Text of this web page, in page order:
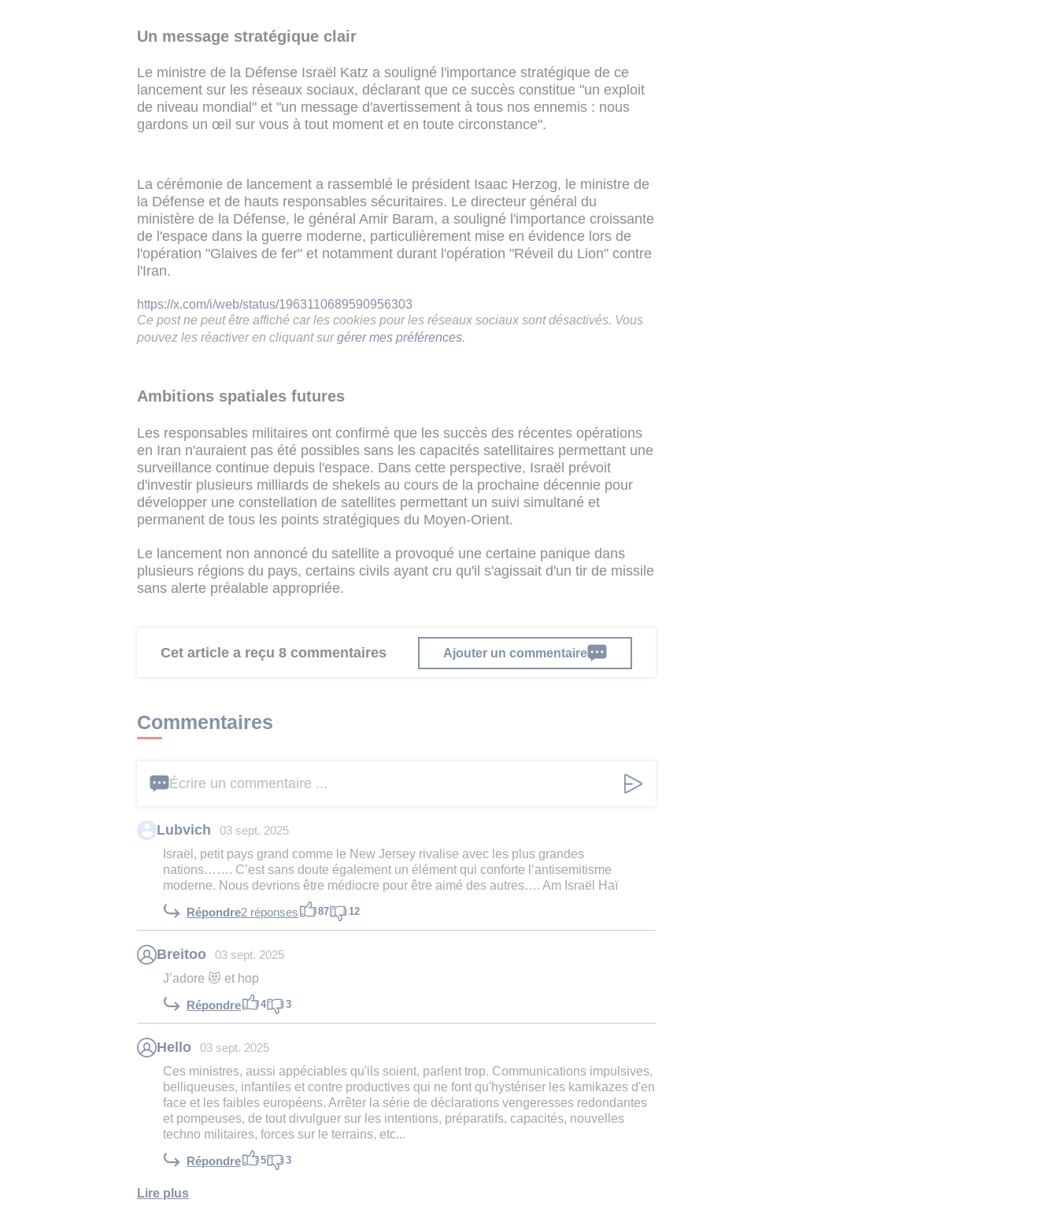
Un message stratégique clair
Le ministre de la Défense Israël Katz a souligné l'importance stratégique de ce
lancement sur les réseaux sociaux, déclarant que ce succès constitue "un exploit
de niveau mondial" et "un message d'avertissement à tous nos ennemis : nous
gardons un œil sur vous à tout moment et en toute circonstance".
La cérémonie de lancement a rassemblé le président Isaac Herzog, le ministre de
la Défense et de hauts responsables sécuritaires. Le directeur général du
ministère de la Défense, le général Amir Baram, a souligné l'importance croissante
de l'espace dans la guerre moderne, particulièrement mise en évidence lors de
l'opération "Glaives de fer" et notamment durant l'opération "Réveil du Lion" contre
l'Iran.
https://x.com/i/web/status/1963110689590956303
Ce post ne peut être affiché car les cookies pour les réseaux sociaux sont désactivés. Vous
pouvez les réactiver en cliquant sur gérer mes préférences.
Ambitions spatiales futures
Les responsables militaires ont confirmé que les succès des récentes opérations
en Iran n'auraient pas été possibles sans les capacités satellitaires permettant une
surveillance continue depuis l'espace. Dans cette perspective, Israël prévoit
d'investir plusieurs milliards de shekels au cours de la prochaine décennie pour
développer une constellation de satellites permettant un suivi simultané et
permanent de tous les points stratégiques du Moyen-Orient.
Le lancement non annoncé du satellite a provoqué une certaine panique dans
plusieurs régions du pays, certains civils ayant cru qu'il s'agissait d'un tir de missile
sans alerte préalable appropriée.
Cet article a reçu 8 commentaires Ajouter un commentaire
Commentaires
Écrire un commentaire ...
Lubvich 03 sept. 2025
Israël, petit pays grand comme le New Jersey rivalise avec les plus grandes
nations……. C’est sans doute également un élément qui conforte l’antisemitisme
moderne. Nous devrions être médiocre pour être aimé des autres…. Am Israël Haï
Répondre2 réponses 87 12
Breitoo 03 sept. 2025
J’adore 😻 et hop
Répondre 4 3
Hello 03 sept. 2025
Ces ministres, aussi appéciables qu'ils soient, parlent trop. Communications impulsives,
belliqueuses, infantiles et contre productives qui ne font qu'hystériser les kamikazes d'en
face et les faibles européens. Arrêter la série de déclarations vengeresses redondantes
et pompeuses, de tout divulguer sur les intentions, préparatifs, capacités, nouvelles
techno militaires, forces sur le terrains, etc...
Répondre 5 3
Lire plus